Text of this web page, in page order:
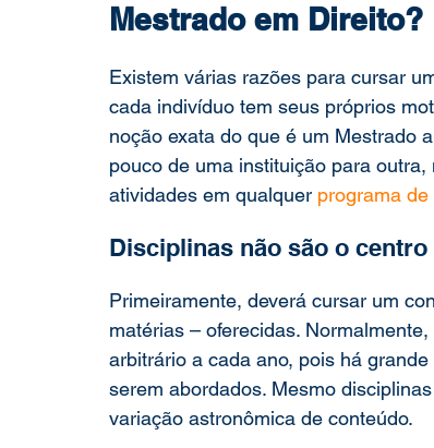
Mestrado em Direito?
Existem várias razões para cursar
cada indivíduo tem seus próprios
noção exata do que é um Mestrado
pouco de uma instituição para
atividades em qualquer programa
Disciplinas não são o
Primeiramente, deverá cursar um
matérias – oferecidas.
arbitrário a cada ano, pois há
serem abordados. Mesmo
variação astronômica de conteúdo.